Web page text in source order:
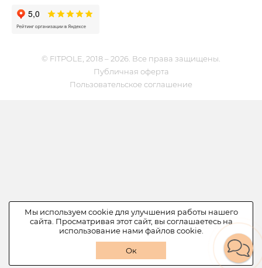
© FITPOLE, 2018 – 2026. Все права защищены.
Публичная оферта
Пользовательское соглашение
Мы используем cookie для улучшения работы нашего
сайта. Просматривая этот сайт, вы соглашаетесь на
использование нами файлов cookie.
Ок